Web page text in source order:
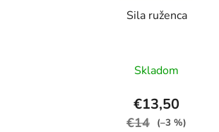
Sila ruženca
Skladom
€13,50
€14 (–3 %)